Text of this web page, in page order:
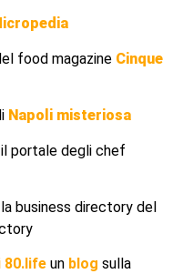
food magazine Cinque
Napoli misteriosa
portale degli chef
business directory del
80.life un blog sulla